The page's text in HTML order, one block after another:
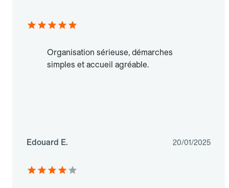
Organisation sérieuse, démarches
simples et accueil agréable.
Edouard E. 20/01/2025